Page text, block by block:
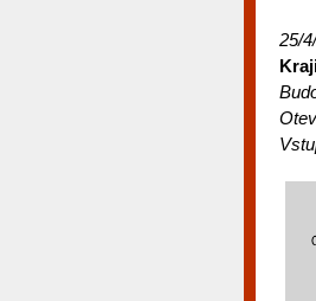
25/